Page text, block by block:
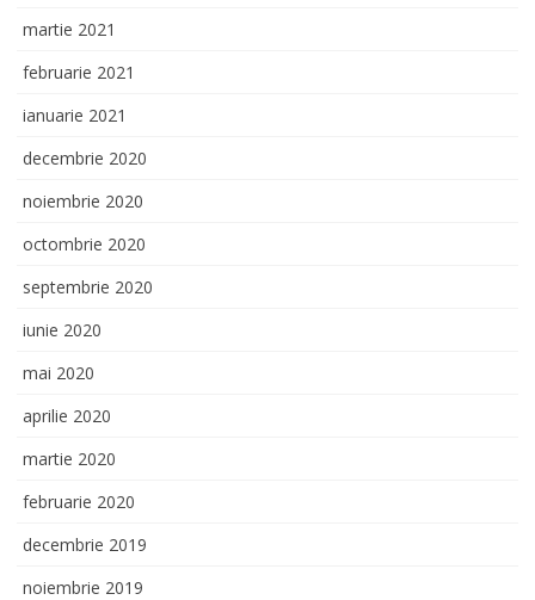
martie 2021
februarie 2021
ianuarie 2021
decembrie 2020
noiembrie 2020
octombrie 2020
septembrie 2020
iunie 2020
mai 2020
aprilie 2020
martie 2020
februarie 2020
decembrie 2019
noiembrie 2019